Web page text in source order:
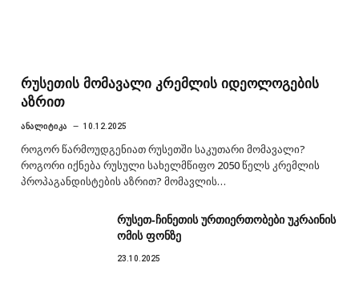
რუსეთის მომავალი კრემლის იდეოლოგების
აზრით
ᲐᲜᲐᲚᲘᲢᲘᲙᲐ 10.12.2025
როგორ წარმოუდგენიათ რუსეთში საკუთარი მომავალი?
როგორი იქნება რუსული სახელმწიფო 2050 წელს კრემლის
პროპაგანდისტების აზრით? მომავლის…
რუსეთ-ჩინეთის ურთიერთობები უკრაინის
ომის ფონზე
23.10.2025